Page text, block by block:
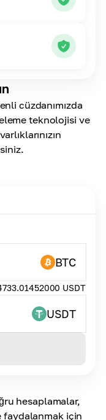
cüzdanımızda
teknolojisi ve
hesaplamalar,
faydalanmak için
BTC
USDT
USDT